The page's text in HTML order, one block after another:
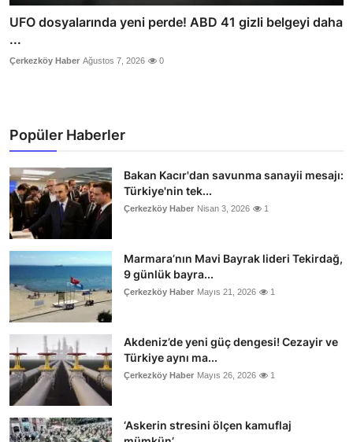
UFO dosyalarında yeni perde! ABD 41 gizli belgeyi daha
...
Çerkezköy Haber Ağustos 7, 2026 0
Popüler Haberler
Bakan Kacır'dan savunma sanayii mesajı:
Türkiye'nin tek...
Çerkezköy Haber Nisan 3, 2026 1
Marmara’nın Mavi Bayrak lideri Tekirdağ,
9 günlük bayra...
Çerkezköy Haber Mayıs 21, 2026 1
Akdeniz’de yeni güç dengesi! Cezayir ve
Türkiye aynı ma...
Çerkezköy Haber Mayıs 26, 2026 1
‘Askerin stresini ölçen kamuflaj